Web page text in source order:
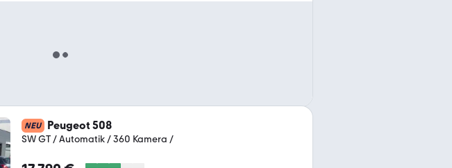
NEU Peugeot 508
SW GT / Automatik / 360 Kamera /